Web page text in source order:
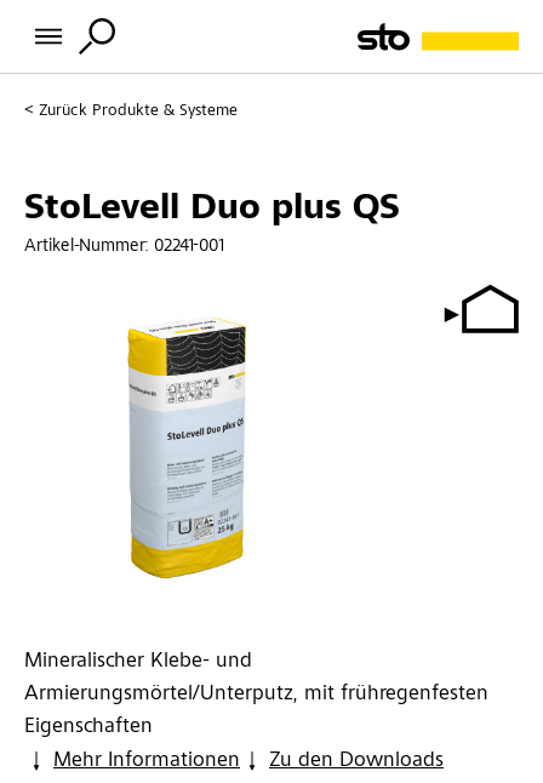
Zurück Produkte & Systeme
StoLevell Duo plus QS
Artikel-Nummer: 02241-001
Mineralischer Klebe- und
Armierungsmörtel/Unterputz, mit frühregenfesten
Eigenschaften
Mehr Informationen
Zu den Downloads